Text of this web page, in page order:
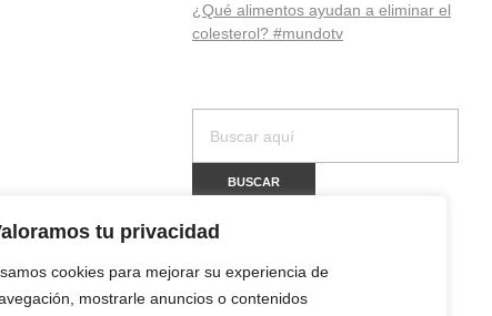
tu privacidad
cookies para mejorar su experiencia de
mostrarle anuncios o contenidos
¿Qué alimentos ayudan a eliminar el
colesterol? #mundotv